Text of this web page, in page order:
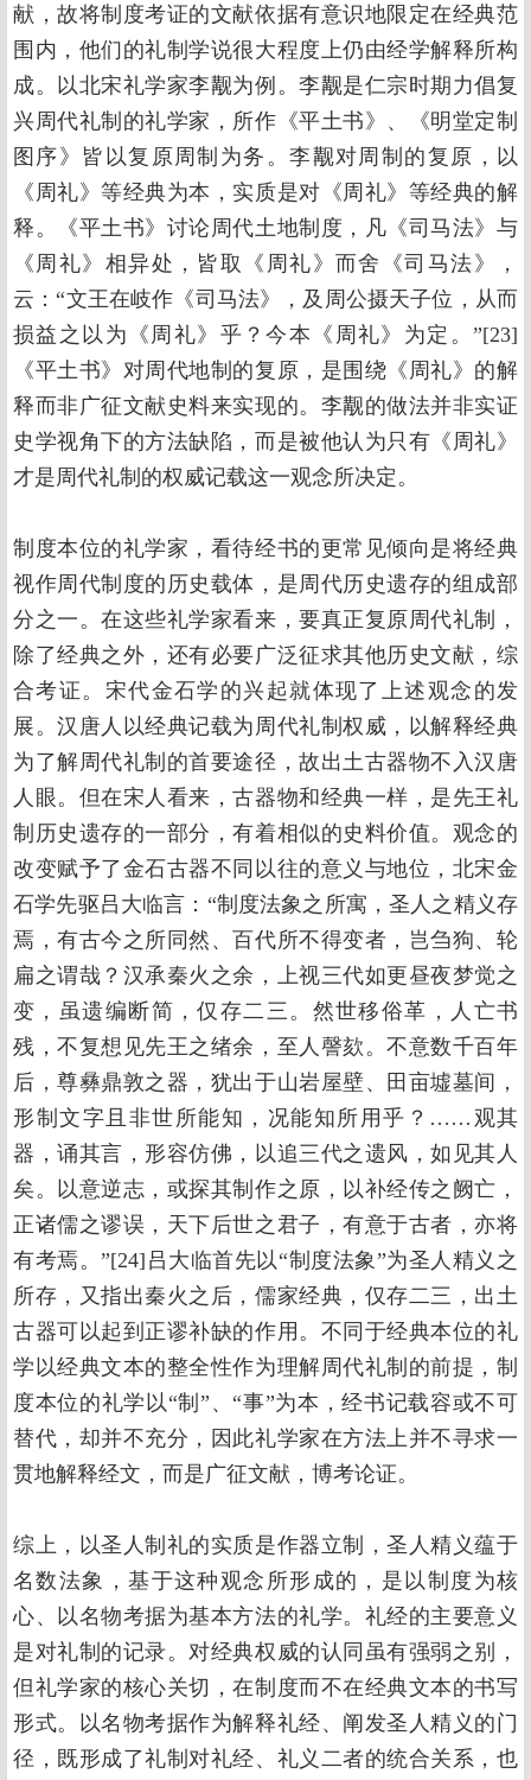
献，故将制度考证的文献依据有意识地限定在经典范
围内，他们的礼制学说很大程度上仍由经学解释所构
成。以北宋礼学家李觏为例。李觏是仁宗时期力倡复
兴周代礼制的礼学家，所作《平土书》、《明堂定制
图序》皆以复原周制为务。李觏对周制的复原，以
《周礼》等经典为本，实质是对《周礼》等经典的解
释。《平土书》讨论周代土地制度，凡《司马法》与
《周礼》相异处，皆取《周礼》而舍《司马法》，
云：“文王在岐作《司马法》，及周公摄天子位，从而
损益之以为《周礼》乎？今本《周礼》为定。”[23]
《平土书》对周代地制的复原，是围绕《周礼》的解
释而非广征文献史料来实现的。李觏的做法并非实证
史学视角下的方法缺陷，而是被他认为只有《周礼》
才是周代礼制的权威记载这一观念所决定。
制度本位的礼学家，看待经书的更常见倾向是将经典
视作周代制度的历史载体，是周代历史遗存的组成部
分之一。在这些礼学家看来，要真正复原周代礼制，
除了经典之外，还有必要广泛征求其他历史文献，综
合考证。宋代金石学的兴起就体现了上述观念的发
展。汉唐人以经典记载为周代礼制权威，以解释经典
为了解周代礼制的首要途径，故出土古器物不入汉唐
人眼。但在宋人看来，古器物和经典一样，是先王礼
制历史遗存的一部分，有着相似的史料价值。观念的
改变赋予了金石古器不同以往的意义与地位，北宋金
石学先驱吕大临言：“制度法象之所寓，圣人之精义存
焉，有古今之所同然、百代所不得变者，岂刍狗、轮
扁之谓哉？汉承秦火之余，上视三代如更昼夜梦觉之
变，虽遗编断简，仅存二三。然世移俗革，人亡书
残，不复想见先王之绪余，至人謦欬。不意数千百年
后，尊彝鼎敦之器，犹出于山岩屋壁、田亩墟墓间，
形制文字且非世所能知，况能知所用乎？……观其
器，诵其言，形容仿佛，以追三代之遗风，如见其人
矣。以意逆志，或探其制作之原，以补经传之阙亡，
正诸儒之谬误，天下后世之君子，有意于古者，亦将
有考焉。”[24]吕大临首先以“制度法象”为圣人精义之
所存，又指出秦火之后，儒家经典，仅存二三，出土
古器可以起到正谬补缺的作用。不同于经典本位的礼
学以经典文本的整全性作为理解周代礼制的前提，制
度本位的礼学以“制”、“事”为本，经书记载容或不可
替代，却并不充分，因此礼学家在方法上并不寻求一
贯地解释经文，而是广征文献，博考论证。
综上，以圣人制礼的实质是作器立制，圣人精义蕴于
名数法象，基于这种观念所形成的，是以制度为核
心、以名物考据为基本方法的礼学。礼经的主要意义
是对礼制的记录。对经典权威的认同虽有强弱之别，
但礼学家的核心关切，在制度而不在经典文本的书写
形式。以名物考据作为解释礼经、阐发圣人精义的门
径，既形成了礼制对礼经、礼义二者的统合关系，也